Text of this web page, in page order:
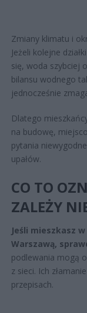
Zmiany klimatu i
Jeżeli kolejne
się, woda szybciej
bilansu wodnego
jednocześnie
Dlatego
na budowę,
pytania
upałów.
CO TO
ZALEŻY
Jeśli mieszkasz
Warszawą,
podlewania mogą
z sieci. Ich
przepisach.